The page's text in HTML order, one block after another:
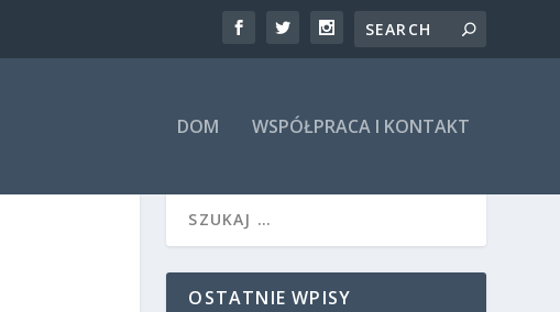
DOM WSPÓŁPRACA I KONTAKT
OSTATNIE WPISY